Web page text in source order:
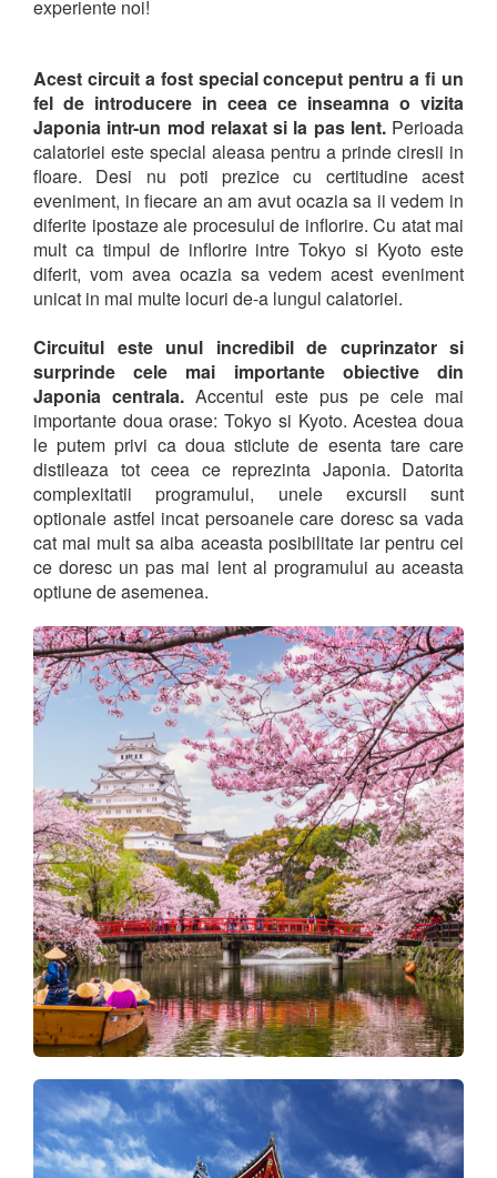
experiente noi!
Acest circuit a fost special conceput pentru a fi un
fel de introducere in ceea ce inseamna o vizita
Japonia intr-un mod relaxat si la pas lent. Perioada
calatoriei este special aleasa pentru a prinde ciresii in
floare. Desi nu poti prezice cu certitudine acest
eveniment, in fiecare an am avut ocazia sa ii vedem in
diferite ipostaze ale procesului de inflorire. Cu atat mai
mult ca timpul de inflorire intre Tokyo si Kyoto este
diferit, vom avea ocazia sa vedem acest eveniment
unicat in mai multe locuri de-a lungul calatoriei.
Circuitul este unul incredibil de cuprinzator si
surprinde cele mai importante obiective din
Japonia centrala. Accentul este pus pe cele mai
importante doua orase: Tokyo si Kyoto. Acestea doua
le putem privi ca doua sticlute de esenta tare care
distileaza tot ceea ce reprezinta Japonia. Datorita
complexitatii programului, unele excursii sunt
optionale astfel incat persoanele care doresc sa vada
cat mai mult sa aiba aceasta posibilitate iar pentru cei
ce doresc un pas mai lent al programului au aceasta
optiune de asemenea.